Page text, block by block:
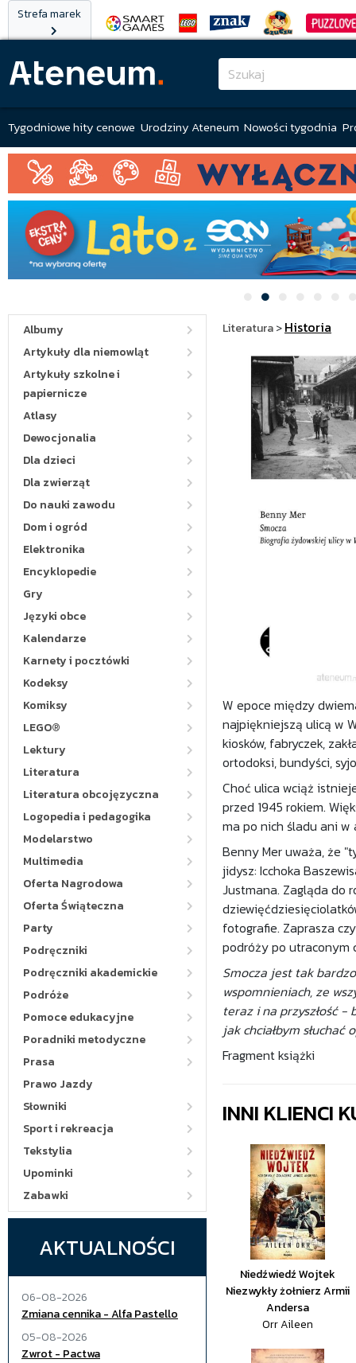
Strefa marek
Tygodniowe hity cenowe Urodziny Ateneum Nowości tygodnia
Albumy
Artykuły dla niemowląt
Artykuły szkolne i
papiernicze
Atlasy
Dewocjonalia
Dla dzieci
Dla zwierząt
Do nauki zawodu
Dom i ogród
Elektronika
Encyklopedie
Gry
Języki obce
Kalendarze
Karnety i pocztówki
Kodeksy
Komiksy
LEGO®
Lektury
Literatura
Literatura obcojęzyczna
Logopedia i pedagogika
Modelarstwo
Multimedia
Oferta Nagrodowa
Oferta Świąteczna
Party
Podręczniki
Podręczniki akademickie
Podróże
Pomoce edukacyjne
Poradniki metodyczne
Prasa
Prawo Jazdy
Słowniki
Sport i rekreacja
Tekstylia
Upominki
Zabawki
AKTUALNOŚCI
06-08-2026
Zmiana cennika - Alfa Pastello
05-08-2026
Zwrot - Pactwa
Literatura>Historia
W epoce między
najpiękniejszą ulicą w
kiosków, fabryczek,
ortodoksi, bundyści,
Choć ulica wciąż
przed 1945 rokiem.
ma po nich śladu ani w
Benny Mer uważa, że
jidysz: Icchoka
Justmana. Zagląda do
fotografie. Zaprasza
podróży po utraconym
Smocza jest tak
wspomnieniach, ze
teraz i na przyszłość -
jak chciałbym
Fragment książki
INNI KLIENCI
Niedźwiedź Wojtek
Niezwykły żołnierz Armii
Andersa
Orr Aileen